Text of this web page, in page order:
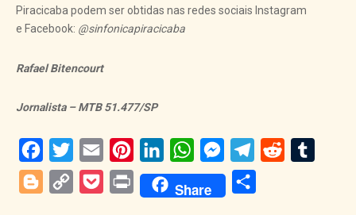
Piracicaba podem ser obtidas nas redes sociais Instagram
e Facebook: @sinfonicapiracicaba
Rafael Bitencourt
Jornalista – MTB 51.477/SP
Facebook
Twitter Email PinterestLinkedInWhatsAppMessengerTelegram
Reddit
BloggerCopy
PocketPrint Share